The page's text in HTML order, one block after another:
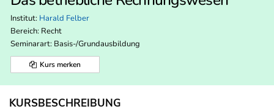
Institut: Harald Felber
Bereich: Recht
Seminarart: Basis-/Grundausbildung
Kurs merken
KURSBESCHREIBUNG